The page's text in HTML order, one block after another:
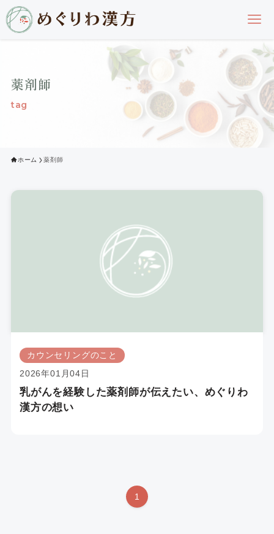
薬剤師
tag
ホーム 薬剤師
乳がんを経験した薬剤師が伝えたい、めぐりわ
漢方の想い
2026年01月04日
カウンセリングのこと
1